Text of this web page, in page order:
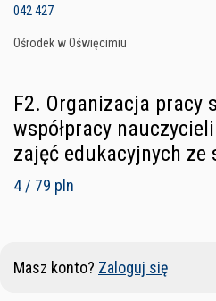
042 427
Ośrodek w Oświęcimiu
F2. Organizacja pracy
współpracy
zajęć edukacyjnych
4 / 79 pln
Masz konto? Zaloguj się